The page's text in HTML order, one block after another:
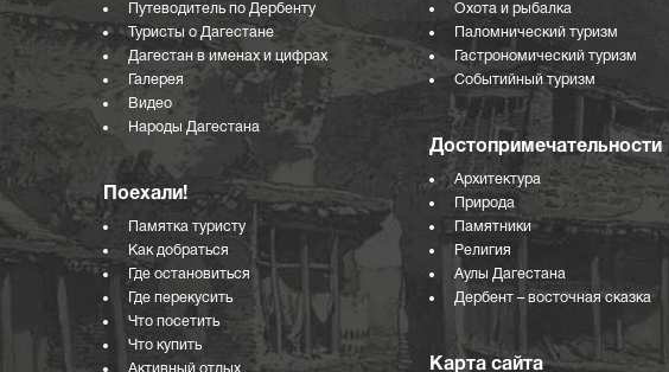
Путеводитель по Дербенту
Туристы о Дагестане
Дагестан в именах и цифрах
Галерея
Видео
Народы Дагестана
Поехали!
Памятка туристу
Как добраться
Где остановиться
Где перекусить
Что посетить
Что купить
Активный отдых
Охота и рыбалка
Паломнический туризм
Гастрономический туризм
Событийный туризм
Достопримечательности
Архитектура
Природа
Памятники
Религия
Аулы Дагестана
Дербент – восточная сказка
Карта сайта